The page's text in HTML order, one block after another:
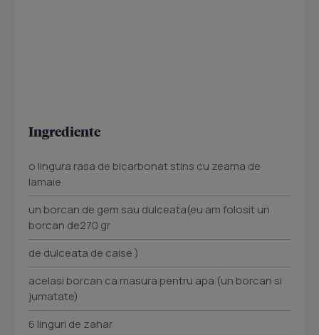
Ingrediente
o lingura rasa de bicarbonat stins cu zeama de
lamaie
un borcan de gem sau dulceata(eu am folosit un
borcan de270 gr
de dulceata de caise )
acelasi borcan ca masura pentru apa (un borcan si
jumatate)
6 linguri de zahar